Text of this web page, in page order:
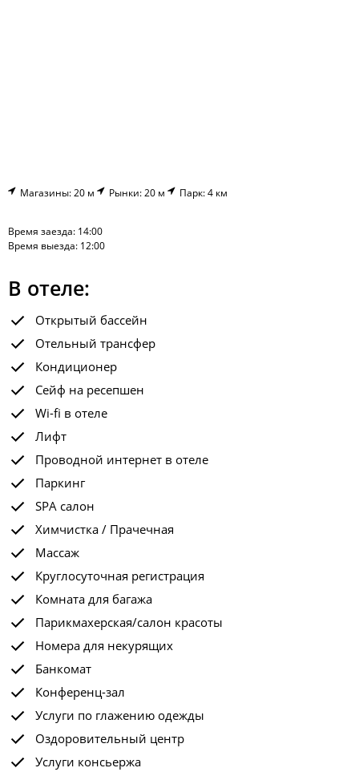
Магазины: 20 м Рынки: 20 м Парк: 4 км
Время заезда: 14:00
Время выезда: 12:00
В отеле:
Открытый бассейн
Отельный трансфер
Кондиционер
Сейф на ресепшен
Wi-fi в отеле
Лифт
Проводной интернет в отеле
Паркинг
SPA салон
Химчистка / Прачечная
Массаж
Круглосуточная регистрация
Комната для багажа
Парикмахерская/салон красоты
Номера для некурящих
Банкомат
Конференц-зал
Услуги по глажению одежды
Оздоровительный центр
Услуги консьержа